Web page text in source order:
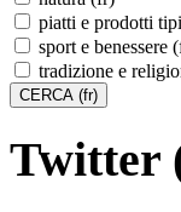
piatti e prodotti
sport e benessere
tradizione e
Twitter